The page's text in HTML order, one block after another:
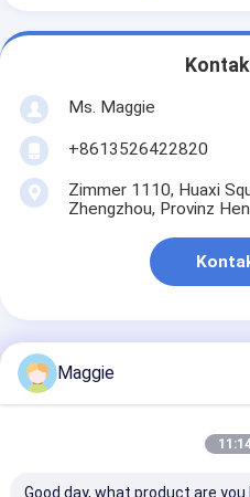
Ms. Maggie
+8613526422820
Zimmer 1110, Huaxi
Zhengzhou, Provinz
Erhalten Sie Den
325
Maggie
Good day, what product are you